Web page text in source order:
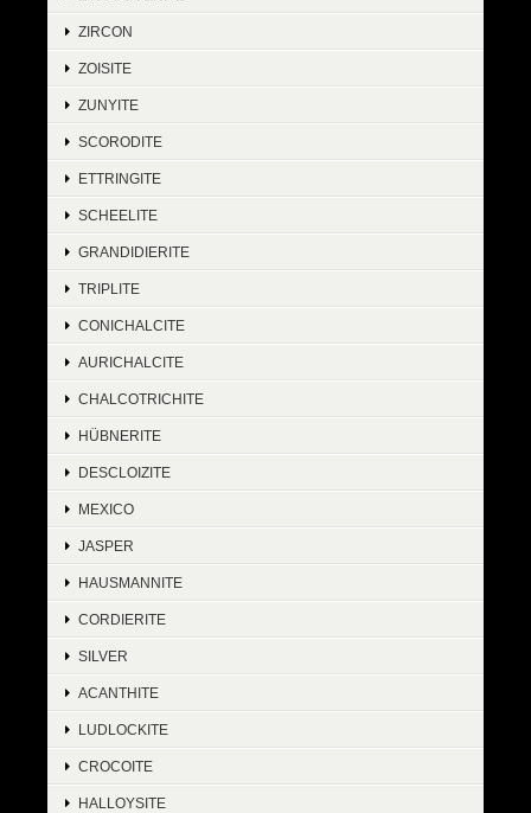
ZIRCON
ZOISITE
ZUNYITE
SCORODITE
ETTRINGITE
SCHEELITE
GRANDIDIERITE
TRIPLITE
CONICHALCITE
AURICHALCITE
CHALCOTRICHITE
HÜBNERITE
DESCLOIZITE
MEXICO
JASPER
HAUSMANNITE
CORDIERITE
SILVER
ACANTHITE
LUDLOCKITE
CROCOITE
HALLOYSITE